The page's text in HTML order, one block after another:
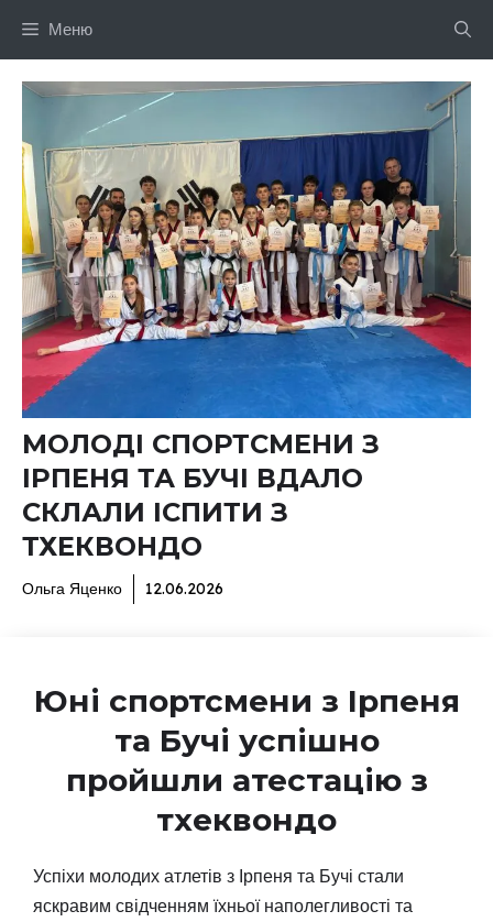
Меню
МОЛОДІ СПОРТСМЕНИ З
ІРПЕНЯ ТА БУЧІ ВДАЛО
СКЛАЛИ ІСПИТИ З
ТХЕКВОНДО
Ольга Яценко 12.06.2026
Юні спортсмени з Ірпеня
та Бучі успішно
пройшли атестацію з
тхеквондо
Успіхи молодих атлетів з Ірпеня та Бучі стали
яскравим свідченням їхньої наполегливості та